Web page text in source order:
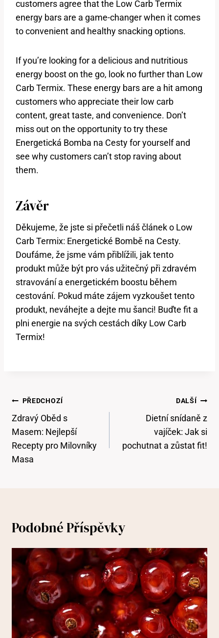
customers agree that‍ the Low ⁢Carb Termix ​
energy bars ‌are a game-changer‍ when it comes
to ⁤convenient and healthy snacking​ options.
If you’re looking⁢ for a delicious and nutritious
energy⁣ boost‍ on the go, look no further than Low​
Carb⁢ Termix. These energy bars ‌are a hit⁤ among
customers who appreciate their low carb
content, great taste, and convenience. Don’t
miss out on ⁣the opportunity to try these⁣
Energetická Bomba na Cesty for yourself and
see why customers⁢ can’t stop raving about
them.
Závěr
Děkujeme, že jste si přečetli náš článek o Low
Carb⁢ Termix: Energetické Bombě na ⁤Cesty.
Doufáme, že ⁤jsme vám přiblížili, jak ⁤tento
produkt může být​ pro ‍vás užitečný při zdravém
stravování a energetickém ⁤boostu během
cestování. Pokud máte zájem vyzkoušet ​tento
produkt, neváhejte a dejte mu šanci! Buďte fit ‍a
plni energie⁣ na svých cestách ⁣díky Low Carb
Termix!
Navigace
Pro
Příspěvek
PŘEDCHOZÍ
Zdravý Oběd s
Masem: Nejlepší
Recepty pro Milovníky
Masa
DALŠÍ
Dietní snídaně z
vajíček: Jak si
pochutnat a zůstat fit!
Podobné Příspěvky